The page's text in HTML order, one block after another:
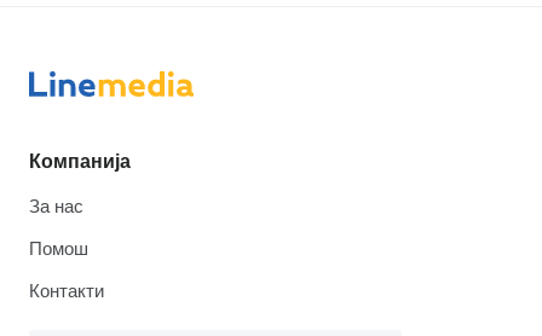
Компанија
За нас
Помош
Контакти